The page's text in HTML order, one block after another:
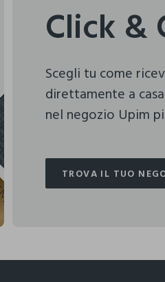
Click &
Scegli tu come
direttamente a
nel negozio Upim
TROVA IL TUO
TROVA IL TUO